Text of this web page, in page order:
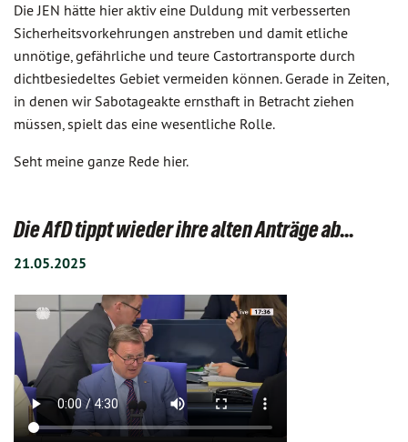
Die JEN hätte hier aktiv eine Duldung mit verbesserten
Sicherheitsvorkehrungen anstreben und damit etliche
unnötige, gefährliche und teure Castortransporte durch
dichtbesiedeltes Gebiet vermeiden können. Gerade in Zeiten,
in denen wir Sabotageakte ernsthaft in Betracht ziehen
müssen, spielt das eine wesentliche Rolle.
Seht meine ganze Rede hier.
Die AfD tippt wieder ihre alten Anträge ab...
21.05.2025